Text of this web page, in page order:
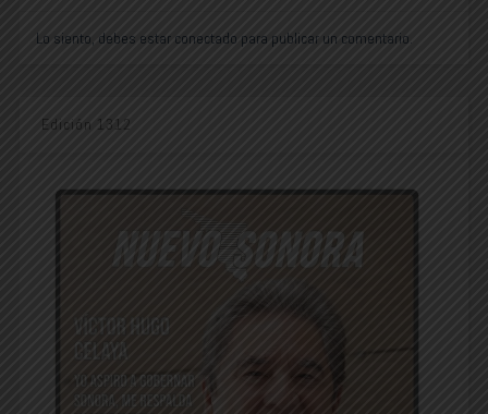
Lo siento, debes estar conectado para publicar un comentario.
Edición 1312